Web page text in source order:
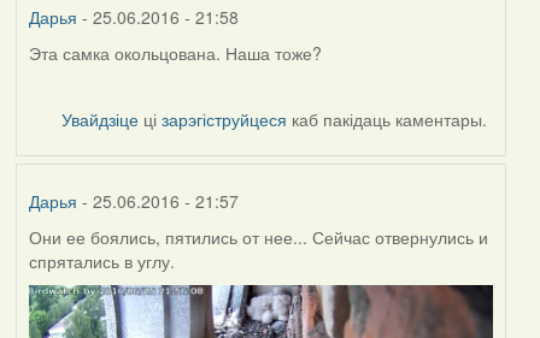
Дарья - 25.06.2016 - 21:58
Эта самка окольцована. Наша тоже?
Увайдзіце цізарэгіструйцеся каб пакідаць каментары.
Дарья - 25.06.2016 - 21:57
Они ее боялись, пятились от нее... Сейчас отвернулись и
спрятались в углу.